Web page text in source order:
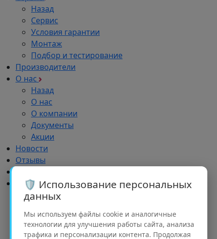
🛡️ Использование персональных
данных
Мы используем файлы cookie и аналогичные
технологии для улучшения работы сайта, анализа
трафика и персонализации контента. Продолжая
Назад
Сервис
Условия гарантии
Монтаж
Подбор и тестирование
Производители
О нас
Назад
О нас
О компании
Документы
Акции
Новости
Отзывы
Дилерам
Назад
Обучение
Реклама